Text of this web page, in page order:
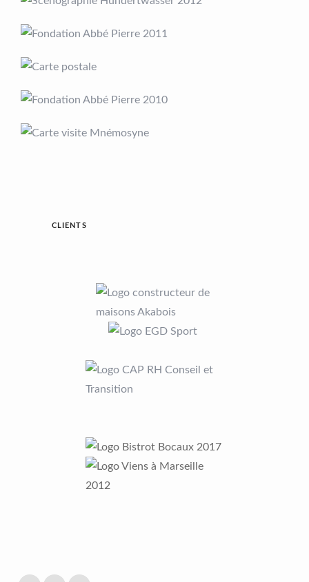
CLIENTS